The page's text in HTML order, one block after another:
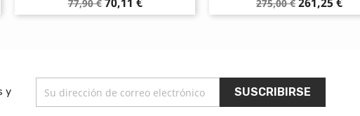
base
77,90 €
base
275,00 €
y